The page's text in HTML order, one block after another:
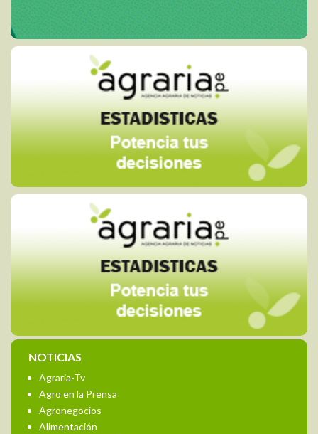
NOTICIAS
Agraria-Tv
Agro en la Prensa
Agronegocios
Alimentación